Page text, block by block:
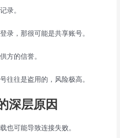
录。
录，那很可能是共享账号。
方的信誉。
往往是盗用的，风险极高。
深层原因
也可能导致连接失败。